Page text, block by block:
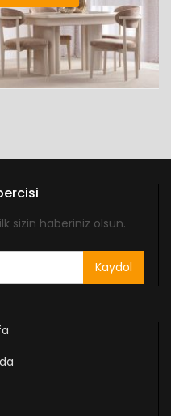
sizin haberiniz olsun.